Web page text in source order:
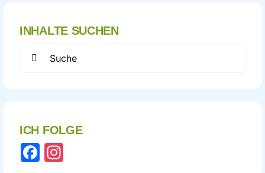
INHALTE SUCHEN
ICH FOLGE
Facebook